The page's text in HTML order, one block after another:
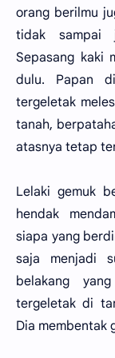
orang berilmu
tidak sampai
Sepasang kaki
dulu. Papan
tergeletak
tanah,
atasnya tetap
Lelaki gemuk
hendak
siapa yang
saja menjadi
belakang
tergeletak di
Dia membentak